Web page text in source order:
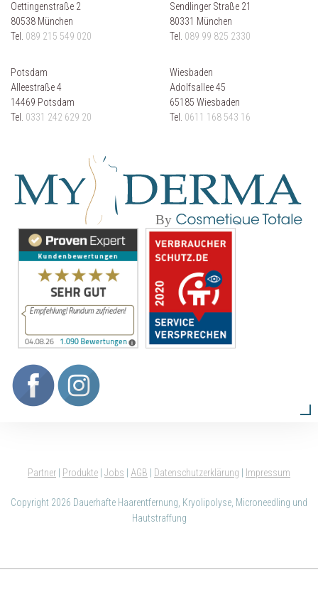
Oettingenstraße 2
80538 München
Tel. 089 215 549 020
Sendlinger Straße 21
80331 München
Tel. 089 99 825 2330
Potsdam
Alleestraße 4
14469 Potsdam
Tel. 0331 242 629 20
Wiesbaden
Adolfsallee 45
65185 Wiesbaden
Tel. 0611 168 543 16
Partner Produkte Jobs AGB Datenschutzerklärung Impressum
Copyright 2026 Dauerhafte Haarentfernung, Kryolipolyse, Microneedling und
Hautstraffung